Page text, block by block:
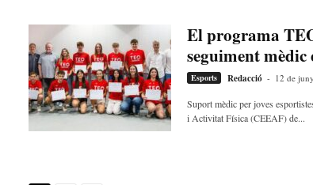
El programa
seguiment mèdic
Esports Redacció - 12 de
Suport mèdic per joves
i Activitat Física (CEEAF) de...